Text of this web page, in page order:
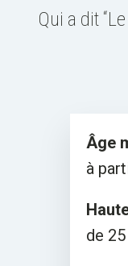
Qui a dit
Âge
à
de